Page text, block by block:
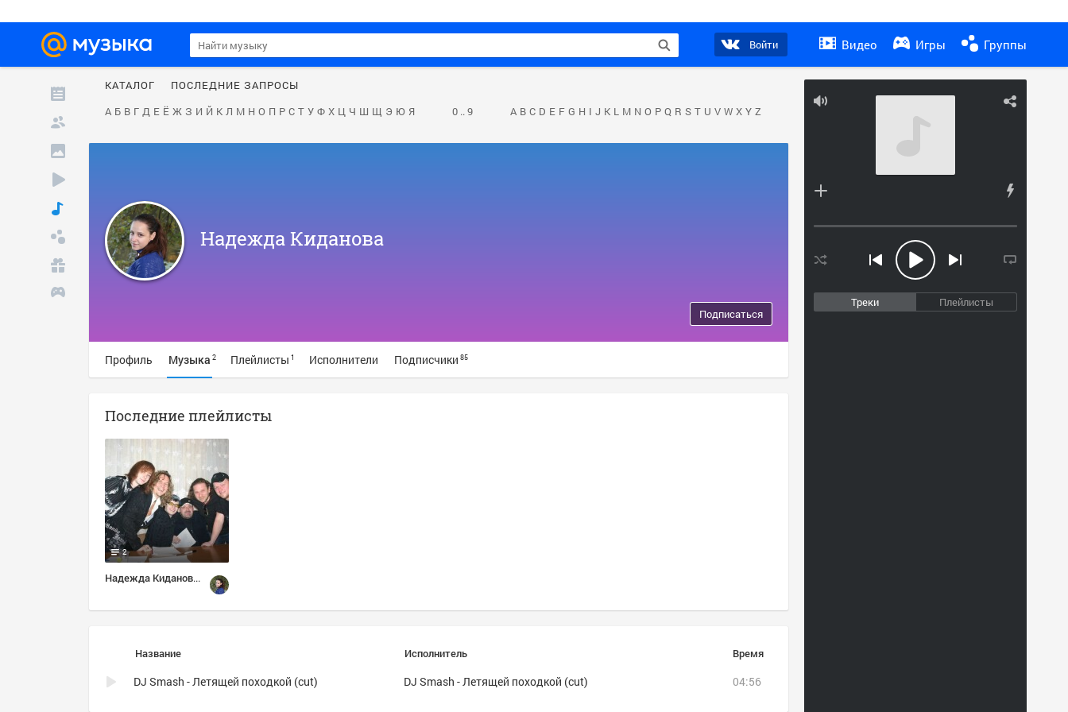
Войти Видео Игры Группы
Треки Плейлисты
КАТАЛОГ
ПОСЛЕДНИЕ ЗАПРОСЫ
А Б В Г Д Е Ё Ж З И Й К Л М Н О П Р С Т У Ф Х Ц Ч Ш Щ Э Ю Я 0 .. 9 A B C D E F G H I J K L M N O P Q R S T U V W X Y Z
Надежда Киданова
Подписаться
Профиль Музыка 2 Плейлисты 1 Исполнители Подписчики 85
Последние плейлисты
Надежда Киданова: Избранное
2
Название Исполнитель Время
DJ Smash - Летящей походкой (cut) DJ Smash - Летящей походкой (cut) 04:56